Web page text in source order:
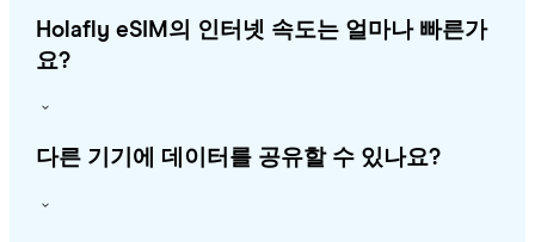
Holafly eSIM의 인터넷 속도는 얼마나 빠른가
요?
다른 기기에 데이터를 공유할 수 있나요?